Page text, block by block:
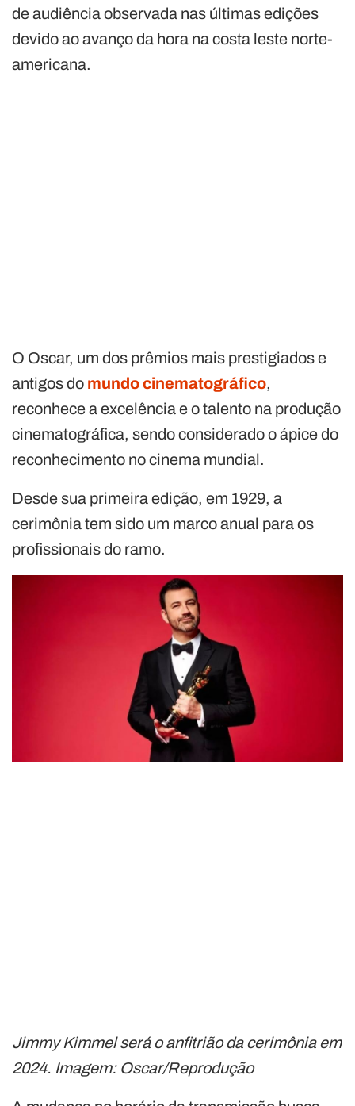
de audiência observada nas últimas edições
devido ao avanço da hora na costa leste norte-
americana.
O Oscar, um dos prêmios mais prestigiados e
antigos do mundo cinematográfico,
reconhece a excelência e o talento na produção
cinematográfica, sendo considerado o ápice do
reconhecimento no cinema mundial.
Desde sua primeira edição, em 1929, a
cerimônia tem sido um marco anual para os
profissionais do ramo.
Jimmy Kimmel será o anfitrião da cerimônia em
2024. Imagem: Oscar/Reprodução